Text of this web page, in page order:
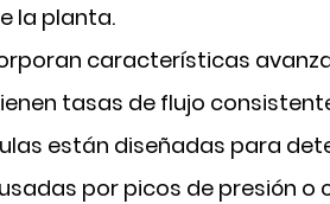
la planta.
características
tasas de flujo
están diseñadas para
por picos de presión o